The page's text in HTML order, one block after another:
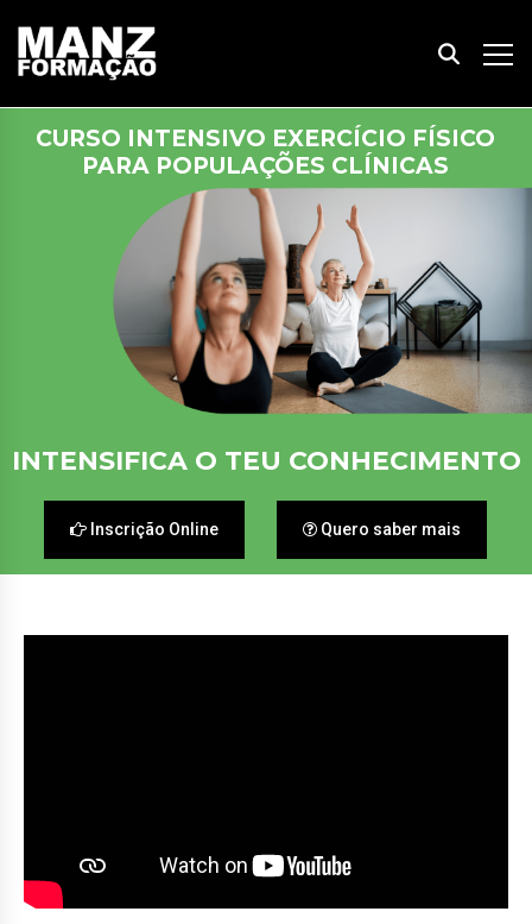
CURSO INTENSIVO EXERCÍCIO FÍSICO
PARA POPULAÇÕES CLÍNICAS
Quero saber mais
INTENSIFICA O TEU CONHECIMENTO
Inscrição Online